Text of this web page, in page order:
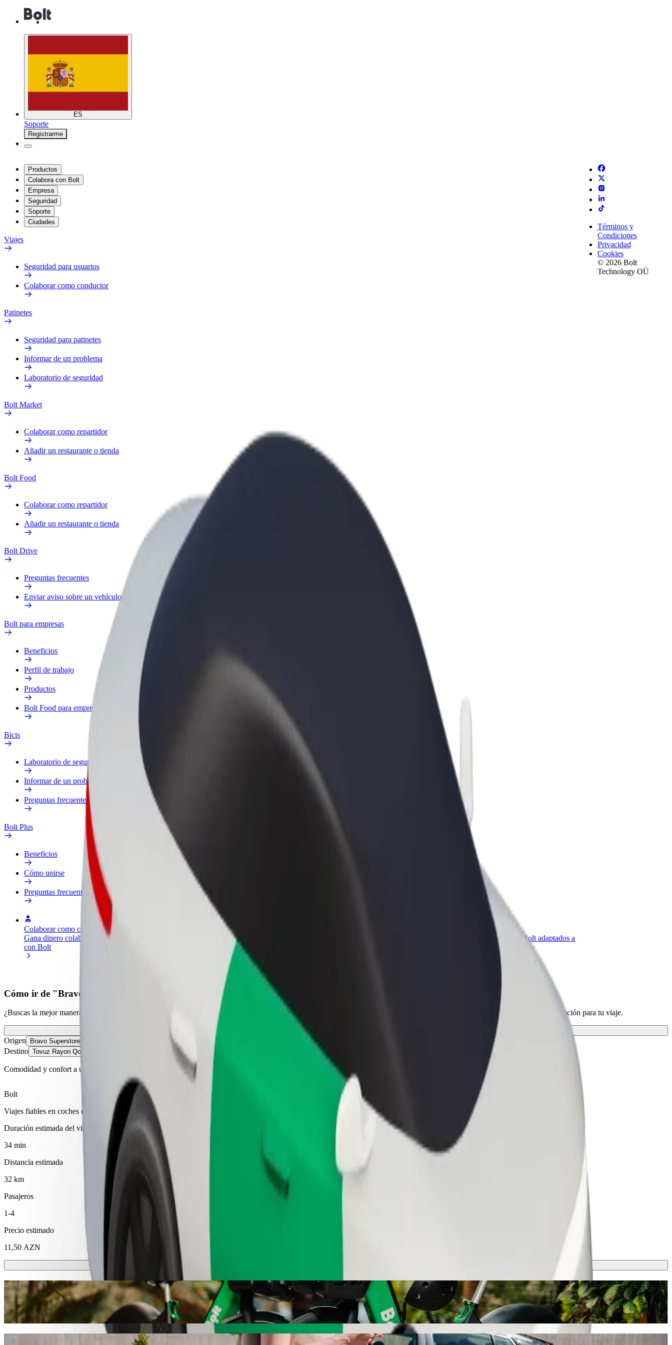
ES
Soporte
Registrarme
Productos
Colabora con Bolt
Empresa
Seguridad
Soporte
Ciudades
Viajes
Seguridad para usuarios
Colaborar como conductor
Patinetes
Seguridad para patinetes
Informar de un problema
Laboratorio de seguridad
Bolt Market
Colaborar como repartidor
Añadir un restaurante o tienda
Bolt Food
Colaborar como repartidor
Añadir un restaurante o tienda
Bolt Drive
Preguntas frecuentes
Enviar aviso sobre un vehículo
Bolt para empresas
Beneficios
Perfil de trabajo
Productos
Bolt Food para empresas
Bicis
Laboratorio de seguridad
Informar de un problema
Preguntas frecuentes
Bolt Plus
Beneficios
Cómo unirse
Preguntas frecuentes
Colaborar como conductor
Gana dinero colaborando
con Bolt
Colaborar como repartidor
Reparte comida y cobra todas las
Añadir un restaurante o tienda
Llega a más clientes y maximiza tus
ganancias
Bolt para empresas
Productos y servicios de Bolt adaptados a
Términos y
Condiciones
Privacidad
Cookies
© 2026 Bolt
Technology OÜ
Cómo ir de "Bravo Superstore / Şəmkir" a "Tovuz Rayon Qovlar Şəhər Uşaq Musiqi Məktəbi"
¿Buscas la mejor manera de ir de "Bravo Superstore / Şəmkir" a "Tovuz Rayon Qovlar Şəhər Uşaq Musiqi Məktəbi"? Echa un vistazo a nuestros servicios y encuentra la mejor opción para tu viaje.
Origen Bravo Superstore / Şəmkir
Destino Tovuz Rayon Qovlar Şəhər Uşaq Musiqi Məktəbi
Comodidad y confort a un botón de distancia
Bolt
Viajes fiables en coches estándar de tamaño medio.
Duración estimada del viaje
34 min
Distancia estimada
32 km
Pasajeros
1-4
Precio estimado
11,50 AZN
Patinetes o bicis eléctricas
Muévete por Shamkir en patinete o bici eléctrica
Descargar la app de Bolt
Ve de "Bravo Superstore / Şəmkir" a "Tovuz Rayon Qovlar Şəhər Uşaq Musiqi Məktəbi" con Bolt